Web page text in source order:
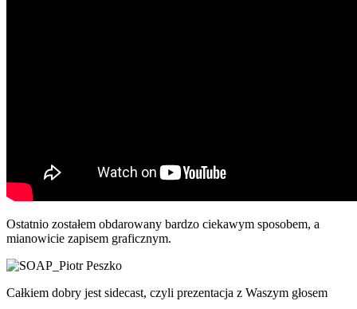
Ostatnio zostałem obdarowany bardzo ciekawym sposobem, a
mianowicie zapisem graficznym.
Całkiem dobry jest sidecast, czyli prezentacja z Waszym głosem